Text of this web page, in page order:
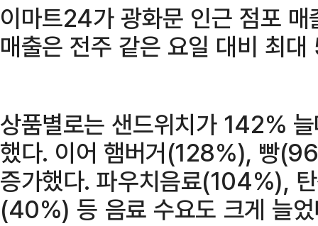
이마트24가 광화문 인근 점포
매출은 전주 같은 요일 대비 최
상품별로는 샌드위치가 142%
했다. 이어 햄버거(128%), 빵
증가했다. 파우치음료(104%),
(40%) 등 음료 수요도 크게 늘